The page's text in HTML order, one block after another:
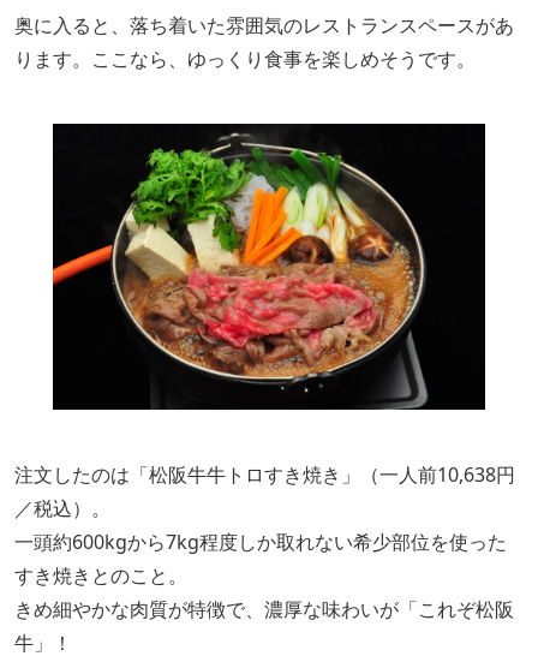
奥に入ると、落ち着いた雰囲気のレストランスペースがあ
ります。ここなら、ゆっくり食事を楽しめそうです。
注文したのは「松阪牛牛トロすき焼き」（一人前10,638円
／税込）。
一頭約600kgから7kg程度しか取れない希少部位を使った
すき焼きとのこと。
きめ細やかな肉質が特徴で、濃厚な味わいが「これぞ松阪
牛」！